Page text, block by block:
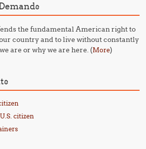
the fundamental American right to
country and to live without constantly
are or why we are here. (More)
citizen